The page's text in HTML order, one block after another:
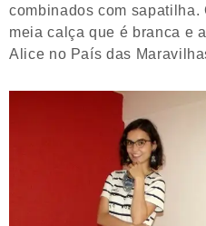
combinados com sapatilha.
meia calça que é branca e
Alice no País das